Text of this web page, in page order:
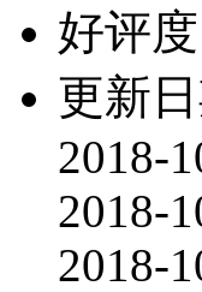
好评度
更新
2018-
2018-
2018-